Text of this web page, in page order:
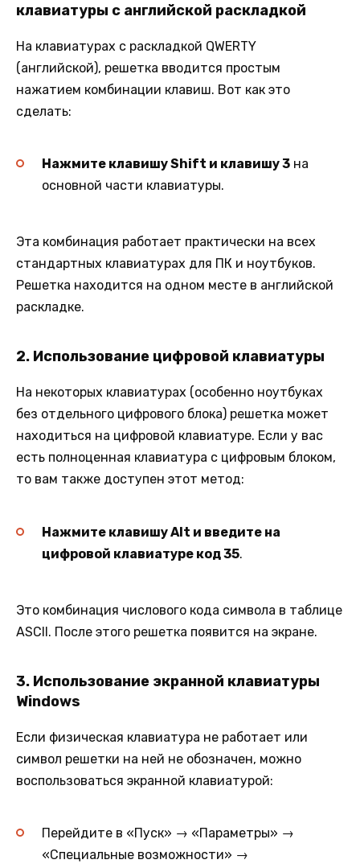
клавиатуры с английской раскладкой
На клавиатурах с раскладкой QWERTY
(английской), решетка вводится простым
нажатием комбинации клавиш. Вот как это
сделать:
Нажмите клавишу Shift и клавишу 3 на
основной части клавиатуры.
Эта комбинация работает практически на всех
стандартных клавиатурах для ПК и ноутбуков.
Решетка находится на одном месте в английской
раскладке.
2. Использование цифровой клавиатуры
На некоторых клавиатурах (особенно ноутбуках
без отдельного цифрового блока) решетка может
находиться на цифровой клавиатуре. Если у вас
есть полноценная клавиатура с цифровым блоком,
то вам также доступен этот метод:
Нажмите клавишу Alt и введите на
цифровой клавиатуре код 35.
Это комбинация числового кода символа в таблице
ASCII. После этого решетка появится на экране.
3. Использование экранной клавиатуры
Windows
Если физическая клавиатура не работает или
символ решетки на ней не обозначен, можно
воспользоваться экранной клавиатурой:
Перейдите в «Пуск» → «Параметры» →
«Специальные возможности» →